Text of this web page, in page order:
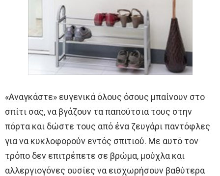
«Αναγκάστε» ευγενικά όλους όσους μπαίνουν στο
σπίτι σας, να βγάζουν τα παπούτσια τους στην
πόρτα και δώστε τους από ένα ζευγάρι παντόφλες
για να κυκλοφορούν εντός σπιτιού. Με αυτό τον
τρόπο δεν επιτρέπετε σε βρώμα, μούχλα και
αλλεργιογόνες ουσίες να εισχωρήσουν βαθύτερα